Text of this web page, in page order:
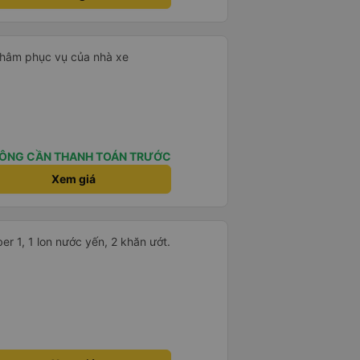
Nhà ga B2, Lối ra 8) trên một
ngả. Xe ít rộng rãi hơn,
hơn nhiều so với một chuyến
phục vụ của nhà xe
CẦN THANH TOÁN TRƯỚC
Xem giá
1, 1 lon nước yến, 2 khăn ướt.